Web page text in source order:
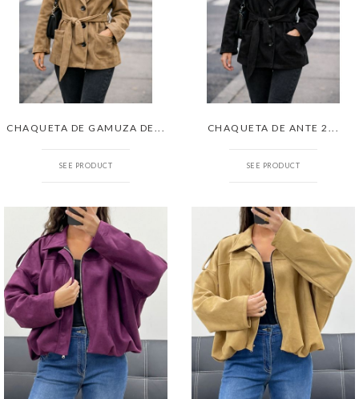
CHAQUETA DE GAMUZA DE...
SEE PRODUCT
CHAQUETA DE ANTE 2...
SEE PRODUCT